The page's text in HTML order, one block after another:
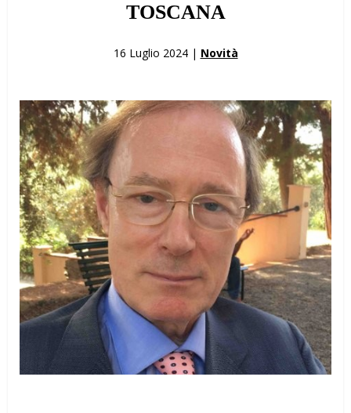
TOSCANA
16 Luglio 2024 | Novità